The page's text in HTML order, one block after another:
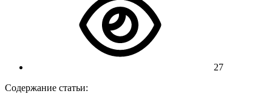
27
Содержание статьи: